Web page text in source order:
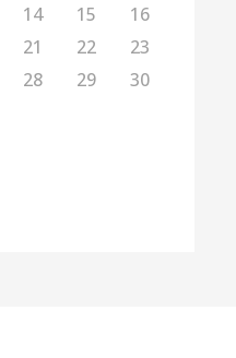
14 15
16
21 22
23
28 29
30